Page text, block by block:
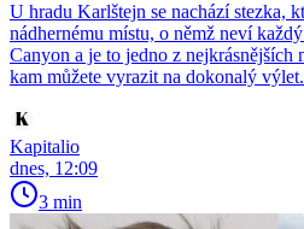
U hradu Karlštejn se nachází stezka,
nádhernému místu, o němž neví
Canyon a je to jedno z nejkrásnějších
kam můžete vyrazit na dokonalý výlet.
Kapitalio
dnes, 12:09
3 min